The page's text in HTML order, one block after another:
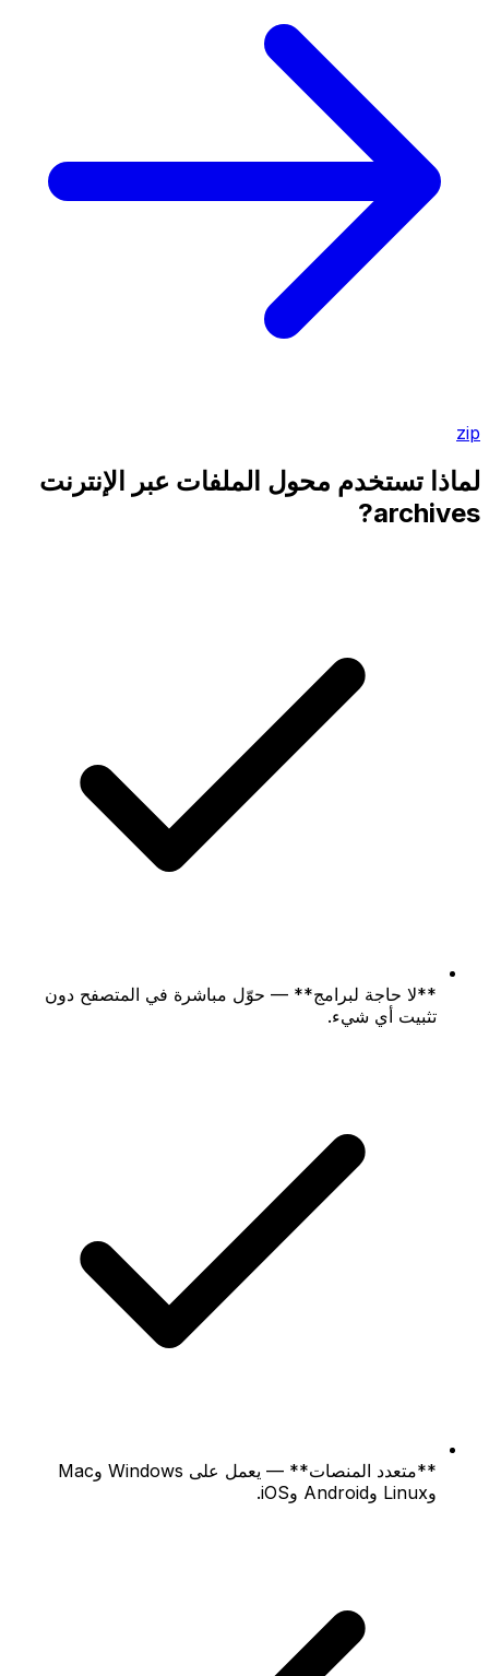
zip
لماذا تستخدم محول الملفات عبر الإنترنت
archives?
**لا حاجة لبرامج** — حوّل مباشرة في المتصفح دون
تثبيت أي شيء.
**متعدد المنصات** — يعمل على Windows وMac
وLinux وAndroid وiOS.